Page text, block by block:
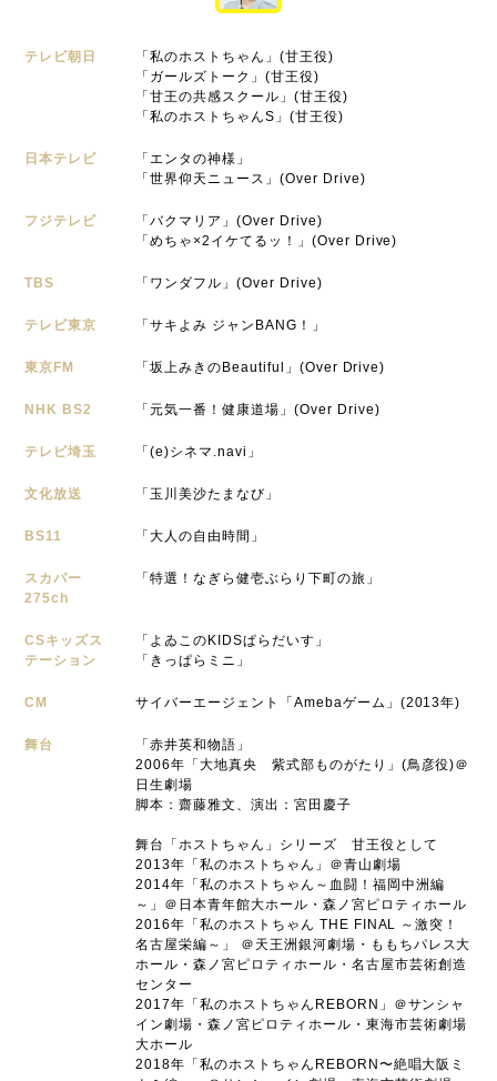
テレビ朝日
「私のホストちゃん」(甘王役)
「ガールズトーク」(甘王役)
「甘王の共感スクール」(甘王役)
「私のホストちゃんS」(甘王役)
日本テレビ
「エンタの神様」
「世界仰天ニュース」(Over Drive)
フジテレビ
「バクマリア」(Over Drive)
「めちゃ×2イケてるッ！」(Over Drive)
TBS 「ワンダフル」(Over Drive)
テレビ東京 「サキよみ ジャンBANG！」
東京FM 「坂上みきのBeautiful」(Over Drive)
NHK BS2 「元気一番！健康道場」(Over Drive)
テレビ埼玉 「(e)シネマ.navi」
文化放送 「玉川美沙たまなび」
BS11 「大人の自由時間」
スカパー
275ch
「特選！なぎら健壱ぶらり下町の旅」
CSキッズス
テーション
「よゐこのKIDSぱらだいす」
「きっぱらミニ」
CM サイバーエージェント「Amebaゲーム」(2013年)
舞台
「赤井英和物語」
2006年「大地真央 紫式部ものがたり」(鳥彦役)＠
日生劇場
脚本：齋藤雅文、演出：宮田慶子
舞台「ホストちゃん」シリーズ 甘王役として
2013年「私のホストちゃん」＠青山劇場
2014年「私のホストちゃん～血闘！福岡中洲編
～」＠日本青年館大ホール・森ノ宮ピロティホール
2016年「私のホストちゃん THE FINAL ～激突！
名古屋栄編～」 ＠天王洲銀河劇場・ももちパレス大
ホール・森ノ宮ピロティホール・名古屋市芸術創造
センター
2017年「私のホストちゃんREBORN」＠サンシャ
イン劇場・森ノ宮ピロティホール・東海市芸術劇場
大ホール
2018年「私のホストちゃんREBORN〜絶唱大阪ミ